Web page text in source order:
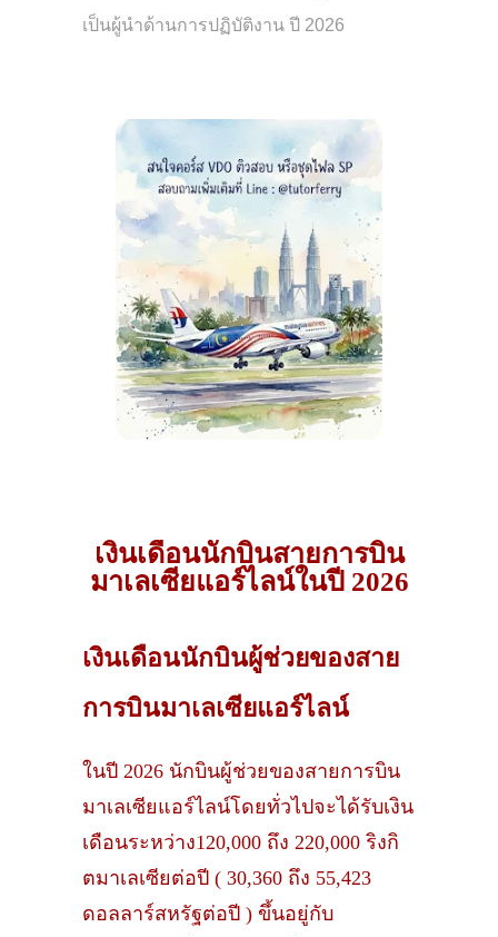
เป็นผู้นำด้านการปฏิบัติงาน ปี 2026
เงินเดือนนักบินสายการบิน
มาเลเซียแอร์ไลน์ในปี 2026
เงินเดือนนักบินผู้ช่วยของสาย
การบินมาเลเซียแอร์ไลน์
ในปี 2026 นักบินผู้ช่วยของสายการบิน
มาเลเซียแอร์ไลน์โดยทั่วไปจะได้รับเงิน
เดือนระหว่าง120,000 ถึง 220,000 ริงกิ
ตมาเลเซียต่อปี ( 30,360 ถึง 55,423
ดอลลาร์สหรัฐต่อปี ) ขึ้นอยู่กับ